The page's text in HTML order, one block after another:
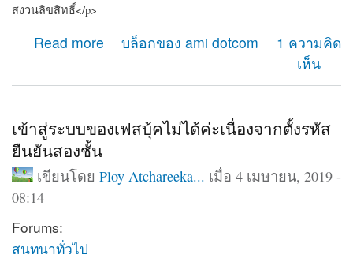
สงวนลิขสิทธิ์</p>
Read more
about บัญชีผู้ใช้ฉัน ใช้งานอย่างเป็นทางการและตรวจสอบ
การยืนยัน สงวนลิขสิทธิ์
บล็อกของ ami dotcom
1 ความคิด
เห็น
เข้าสู่ระบบของเฟสบุ้คไม่ได้ค่ะเนื่องจากตั้งรหัส
ยืนยันสองชั้น
เขียนโดย Ploy Atchareeka... เมื่อ 4 เมษายน, 2019 -
08:14
Forums:
สนทนาทั่วไป